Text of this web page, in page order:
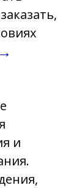
→
и